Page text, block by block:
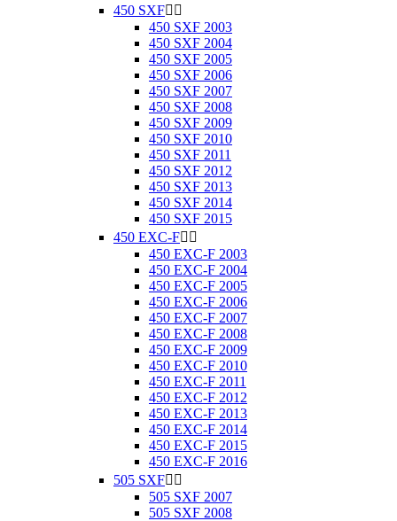
450 SXF 
450 SXF 2003
450 SXF 2004
450 SXF 2005
450 SXF 2006
450 SXF 2007
450 SXF 2008
450 SXF 2009
450 SXF 2010
450 SXF 2011
450 SXF 2012
450 SXF 2013
450 SXF 2014
450 SXF 2015
450 EXC-F 
450 EXC-F 2003
450 EXC-F 2004
450 EXC-F 2005
450 EXC-F 2006
450 EXC-F 2007
450 EXC-F 2008
450 EXC-F 2009
450 EXC-F 2010
450 EXC-F 2011
450 EXC-F 2012
450 EXC-F 2013
450 EXC-F 2014
450 EXC-F 2015
450 EXC-F 2016
505 SXF 
505 SXF 2007
505 SXF 2008